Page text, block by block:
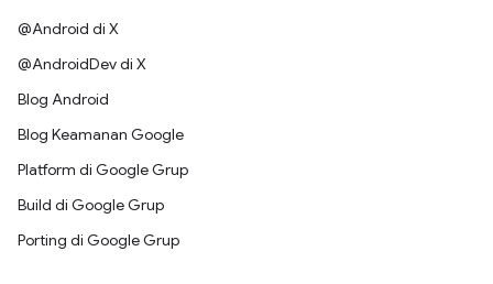
@Android di X
@AndroidDev di X
Blog Android
Blog Keamanan Google
Platform di Google Grup
Build di Google Grup
Porting di Google Grup